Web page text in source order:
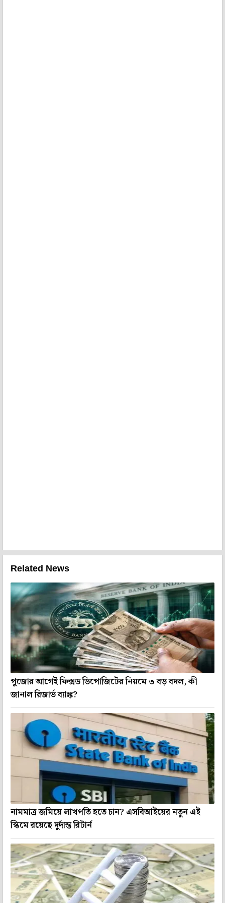
Related News
পুজোর আগেই ফিক্সড ডিপোজিটের নিয়মে ৩ বড় বদল, কী
জানাল রিজার্ভ ব্যাঙ্ক?
নামমাত্র জমিয়ে লাখপতি হতে চান? এসবিআইয়ের নতুন এই
স্কিমে রয়েছে দুর্দান্ত রিটার্ন